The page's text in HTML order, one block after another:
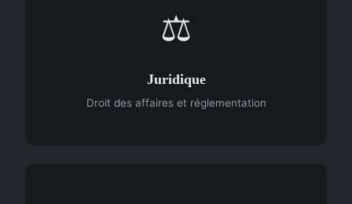
⚖️
Juridique
Droit des affaires et réglementation